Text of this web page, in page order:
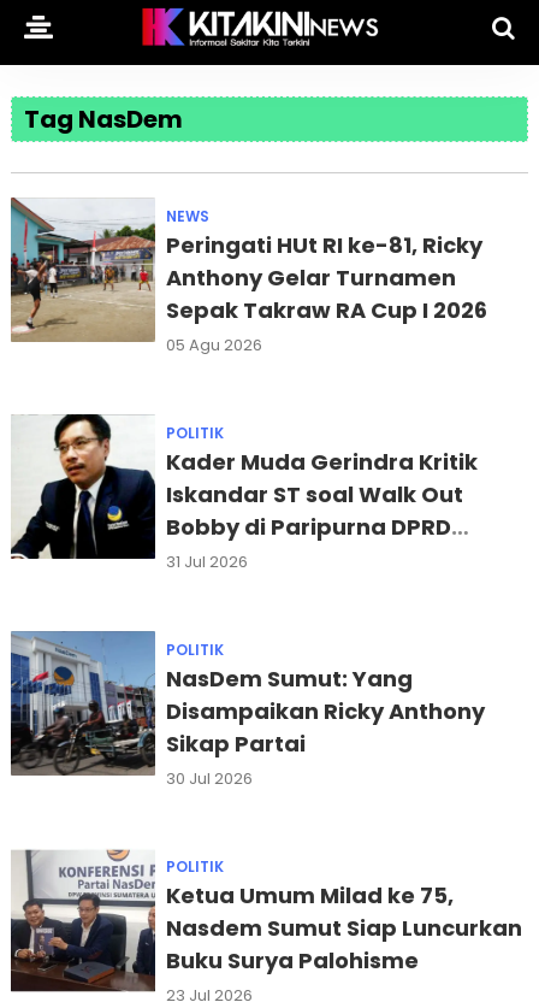
Tag NasDem
NEWS
Peringati HUt RI ke-81, Ricky
Anthony Gelar Turnamen
Sepak Takraw RA Cup I 2026
05 Agu 2026
POLITIK
Kader Muda Gerindra Kritik
Iskandar ST soal Walk Out
Bobby di Paripurna DPRD
Sumut
31 Jul 2026
POLITIK
NasDem Sumut: Yang
Disampaikan Ricky Anthony
Sikap Partai
30 Jul 2026
POLITIK
Ketua Umum Milad ke 75,
Nasdem Sumut Siap Luncurkan
Buku Surya Palohisme
23 Jul 2026